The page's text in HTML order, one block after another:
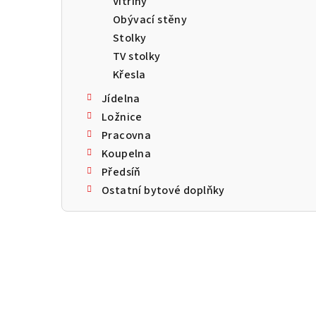
Obývací stěny
Stolky
TV stolky
Křesla
Jídelna
Ložnice
Pracovna
Koupelna
Předsíň
Ostatní bytové doplňky